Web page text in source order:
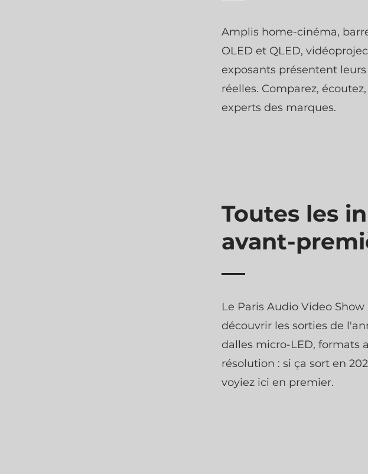
Amplis home-cinéma,
OLED et QLED,
exposants présentent
réelles. Comparez,
experts des marques.
Toutes les
avant-
Le Paris Audio Video
découvrir les sorties de
dalles micro-LED, formats
résolution : si ça sort en
voyiez ici en premier.